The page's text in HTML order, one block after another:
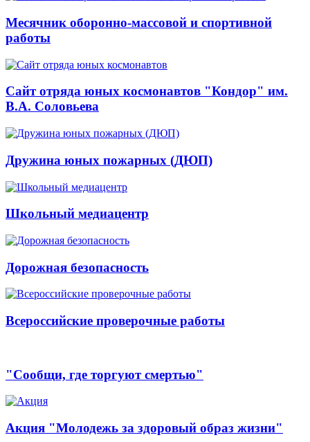
Месячник оборонно-массовой и спортивной
работы
Сайт отряда юных космонавтов "Кондор" им.
В.А. Соловьева
Дружина юных пожарных (ДЮП)
Школьный медиацентр
Дорожная безопасность
Всероссийские проверочные работы
"Сообщи, где торгуют смертью"
Акция "Молодежь за здоровый образ жизни"